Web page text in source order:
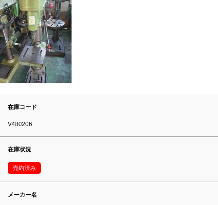
在庫コード
V480206
在庫状況
売約済み
メーカー名